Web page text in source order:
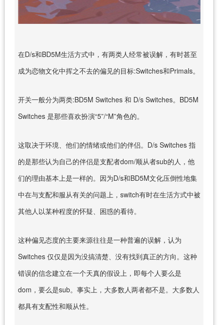
在D/s和BD5M生活方式中，有两类人经常被误解，有时甚至
成为恋物文化中挥之不去的偏见的目标:Switches和Primals。
开关一般分为两类:BD5M Switches 和 D/s Switches。BD5M
Switches 是那些喜欢扮演“5”/“M”角色的。
这取决于环境、他们的情绪或他们的伴侣。D/s Switches 指
的是那些认为自己的伴侣是支配者dom/顺从者sub的人，他
们的理由基本上是一样的。因为D/s和BD5M文化压倒性地集
中在与支配和服从有关的问题上，switch有时在生活方式中被
其他人以某种程度的怀疑、困惑的看待。
这种偏见态度的主要来源往往是一种普遍的误解，认为
Switches 仅仅是因为没搞清楚、没有找到真正的方向。这种
错误的信念建立在一个天真的假设上，即每个人要么是
dom，要么是sub。事实上，大多数人两者都不是。大多数人
都具有支配性和顺从性。